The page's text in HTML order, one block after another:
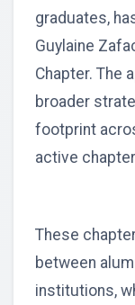
graduates,
Guylaine
Chapter. The
broader
footprint
active
These
between
institutions,